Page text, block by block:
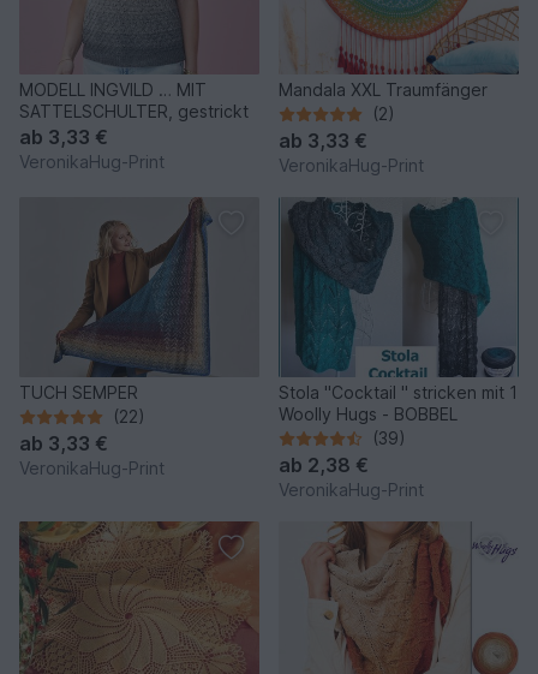
MODELL INGVILD … MIT
SATTELSCHULTER, gestrickt
ab 3,33 €
VeronikaHug-Print
Mandala XXL Traumfänger
(2)
ab 3,33 €
VeronikaHug-Print
TUCH SEMPER
(22)
ab 3,33 €
VeronikaHug-Print
Stola "Cocktail " stricken mit 1
Woolly Hugs - BOBBEL
(39)
ab 2,38 €
VeronikaHug-Print